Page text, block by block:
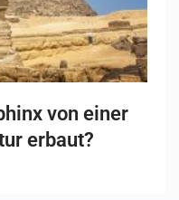
von einer
erbaut?